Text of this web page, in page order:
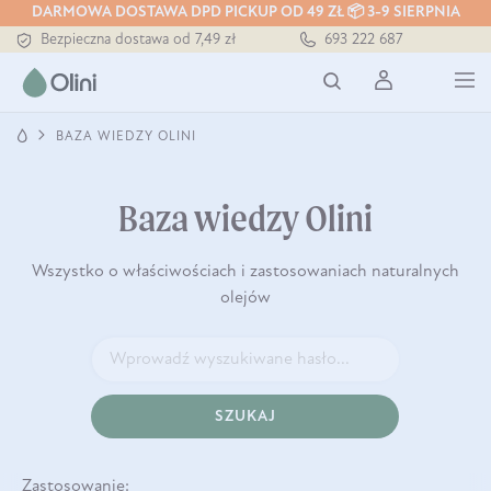
DARMOWA DOSTAWA DPD PICKUP OD 49 ZŁ 📦 3-9 SIERPNIA
Bezpieczna dostawa od 7,49 zł
Darmowa dostawa od 199 zł
Tłoczony zawsze na zimno
693 222 687
BAZA WIEDZY OLINI
Baza wiedzy Olini
Wszystko o właściwościach i zastosowaniach naturalnych
olejów
SZUKAJ
Zastosowanie: